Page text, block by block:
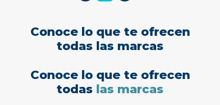
Conoce lo que te ofrecen
todas las marcas
Conoce lo que te ofrecen
todas las marcas